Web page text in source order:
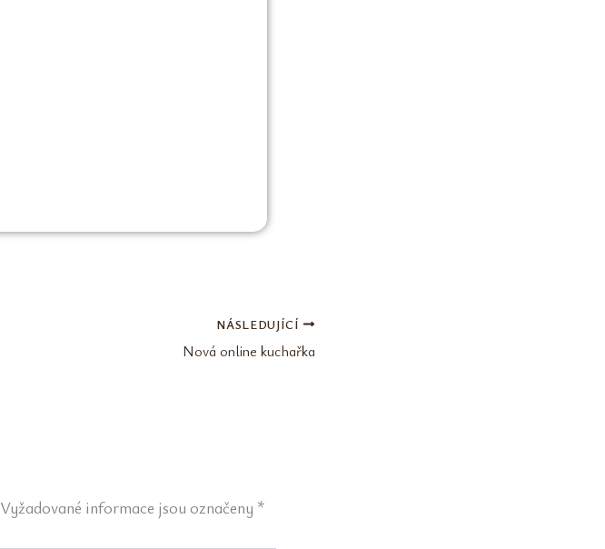
NÁSLEDUJÍCÍ
Nová online kuchařka
Vyžadované informace jsou označeny *